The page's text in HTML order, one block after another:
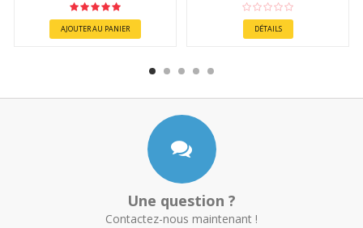
AJOUTER AU PANIER DÉTAILS
Une question ?
Contactez-nous maintenant !